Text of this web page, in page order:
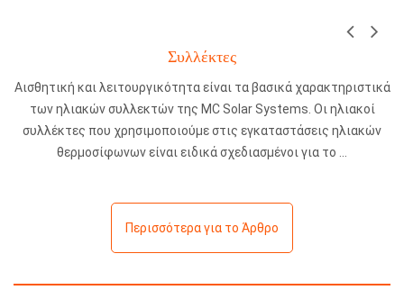
Συλλέκτες
Αισθητική και λειτουργικότητα είναι τα βασικά χαρακτηριστικά
των ηλιακών συλλεκτών της MC Solar Systems. Οι ηλιακοί
συλλέκτες που χρησιμοποιούμε στις εγκαταστάσεις ηλιακών
θερμοσίφωνων είναι ειδικά σχεδιασμένοι για το
Περισσότερα για το Άρθρο